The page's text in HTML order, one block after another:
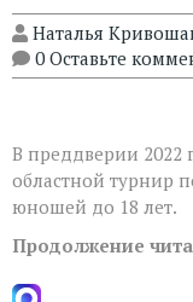
Наталья
0 Оставьте
В преддверии 2022
областной турнир
юношей до 18 лет.
Продолжение